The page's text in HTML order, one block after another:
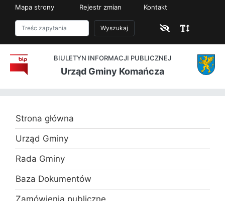
Mapa strony Rejestr zmian Kontakt
Wyszukaj
BIULETYN INFORMACJI PUBLICZNEJ
Urząd Gminy Komańcza
Strona główna
Urząd Gminy
Rada Gminy
Baza Dokumentów
Zamówienia publiczne